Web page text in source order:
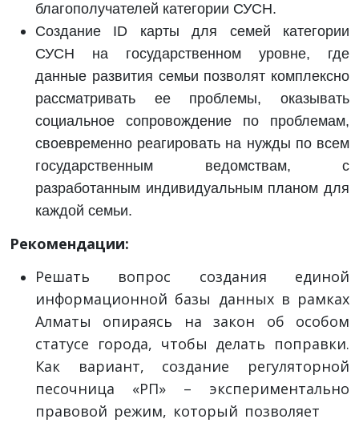
благополучателей категории СУСН.
Создание ID карты для семей категории
СУСН на государственном уровне, где
данные развития семьи позволят комплексно
рассматривать ее проблемы, оказывать
социальное сопровождение по проблемам,
своевременно реагировать на нужды по всем
государственным ведомствам, с
разработанным индивидуальным планом для
каждой семьи.
Рекомендации:
Решать вопрос создания единой
информационной базы данных в рамках
Алматы опираясь на закон об особом
статусе города, чтобы делать поправки.
Как вариант, создание регуляторной
песочница «РП» – экспериментально
правовой режим, который позволяет